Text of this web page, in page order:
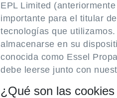
EPL Limited
importante para el titular
tecnologías que
almacenarse en su
conocida como Essel
debe leerse junto con
¿Qué son las